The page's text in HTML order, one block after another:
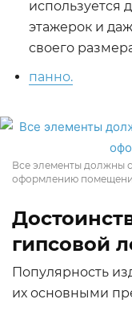
используется
этажерок и
своего
панно.
Все элементы должны
оформлению
гипсовой
Популярность
их основными